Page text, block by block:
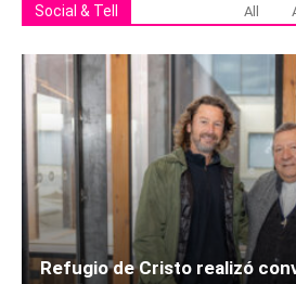
Social & Tell All
Refugio de Cristo realizó